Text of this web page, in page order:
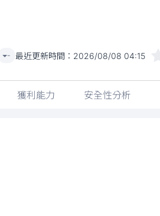
- 最近更新時間： 2026/08/08 04:15
獲利能力 安全性分析